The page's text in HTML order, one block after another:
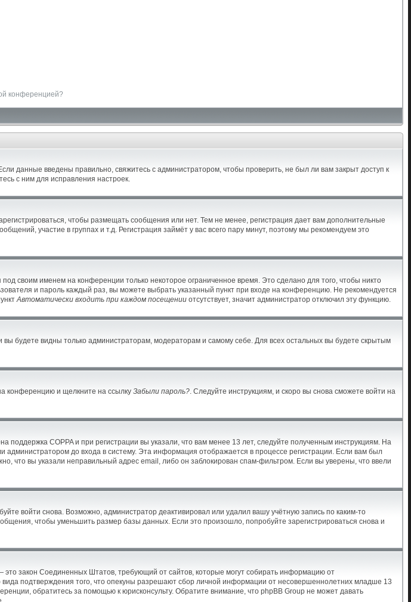
конференцией?
данные введены правильно, свяжитесь с администратором, чтобы проверить, не был ли вам закрыт доступ к
с ним для исправления настроек.
чтобы размещать сообщения или нет. Тем не менее, регистрация дает вам дополнительные
участие в группах и т.д. Регистрация займёт у вас всего пару минут, поэтому мы рекомендуем это
под своим именем на конференции только некоторое ограниченное время. Это сделано для того, чтобы никто
и пароль каждый раз, вы можете выбрать указанный пункт при входе на конференцию. Не рекомендуется
Автоматически входить при каждом посещении отсутствует, значит администратор отключил эту функцию.
вы будете видны только администраторам, модераторам и самому себе. Для всех остальных вы будете скрытым
конференцию и щелкните на ссылку Забыли пароль?. Следуйте инструкциям, и скоро вы снова сможете войти на
COPPA и при регистрации вы указали, что вам менее 13 лет, следуйте полученным инструкциям. На
до входа в систему. Эта информация отображается в процессе регистрации. Если вам был
что вы указали неправильный адрес email, либо он заблокирован спам-фильтром. Если вы уверены, что ввели
войти снова. Возможно, администратор деактивировал или удалил вашу учётную запись по каким-то
чтобы уменьшить размер базы данных. Если это произошло, попробуйте зарегистрироваться снова и
это закон Соединенных Штатов, требующий от сайтов, которые могут собирать информацию от
подтверждения того, что опекуны разрешают сбор личной информации от несовершеннолетних младше 13
обратитесь за помощью к юрисконсульту. Обратите внимание, что phpBB Group не может давать